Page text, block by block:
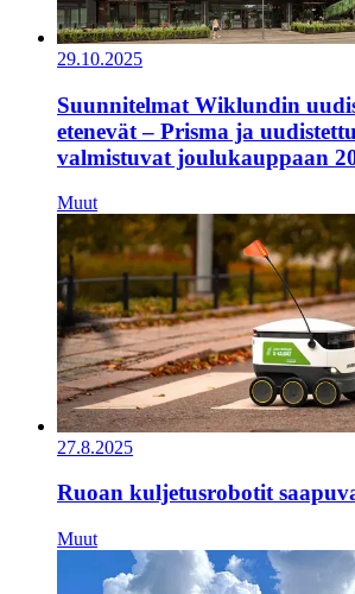
29.10.2025
Suunnitelmat Wiklundin
etenevät – Prisma ja
valmistuvat joulukauppaan
Muut
27.8.2025
Ruoan kuljetusrobotit
Muut